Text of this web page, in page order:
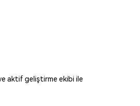
aktif geliştirme ekibi ile